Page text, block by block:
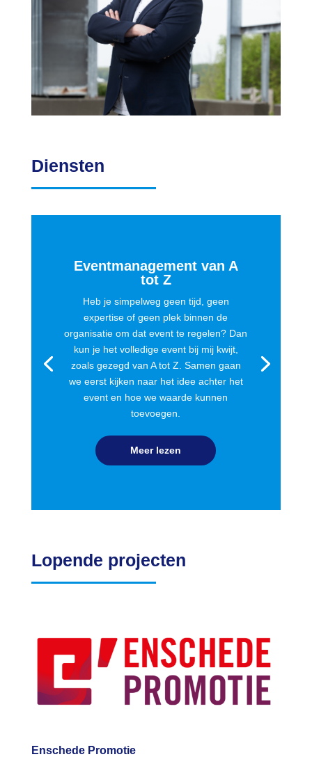
Diensten
Eventmanagement van A
tot Z
Heb je simpelweg geen tijd, geen
expertise of geen plek binnen de
organisatie om dat event te regelen? Dan
kun je het volledige event bij mij kwijt,
zoals gezegd van A tot Z. Samen gaan
we eerst kijken naar het idee achter het
event en hoe we waarde kunnen
toevoegen.
Meer lezen
Lopende projecten
Enschede Promotie